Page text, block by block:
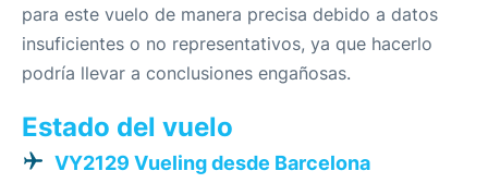
para este vuelo de manera precisa debido a datos
insuficientes o no representativos, ya que hacerlo
podría llevar a conclusiones engañosas.
Estado del vuelo
VY2129 Vueling desde Barcelona